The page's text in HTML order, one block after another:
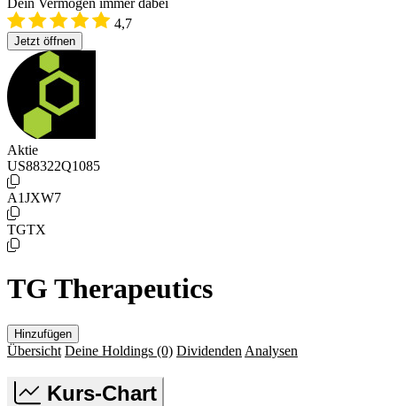
Dein Vermögen immer dabei
4,7
Jetzt öffnen
Aktie
US88322Q1085
A1JXW7
TGTX
TG Therapeutics
Hinzufügen
Übersicht Deine Holdings (0) Dividenden Analysen
Kurs-Chart